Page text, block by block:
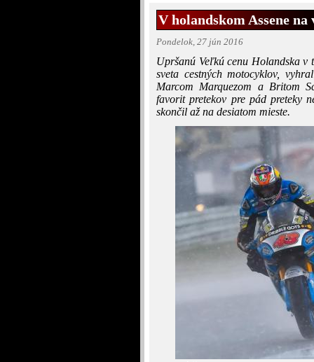
V holandskom Assene
Pondelok, 27 jún 2016
Upršanú Veľkú cenu Holandska v
sveta cestných motocyklov,
Marcom Marquezom a Britom
favorit pretekov pre pád preteky
skončil až na desiatom mieste.